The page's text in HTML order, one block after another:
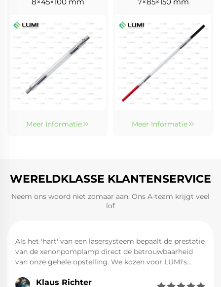
Meer Informatie Meer Informatie
WERELDKLASSE KLANTENSERVICE
Neem ons woord niet zomaar aan. Ons A-team krijgt veel
lof
Als het 'hart' van een lasersysteem bepaalt de prestatie
van de xenonpomplamp direct de betrouwbaarheid
van onze gehele opstelling. We kozen voor LUMI's
YAG-laser, en dat is een wijze keuze gebleken. De
Klaus Richter